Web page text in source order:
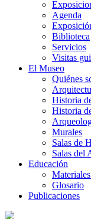
Agenda
Biblioteca
Servicios
Visitas
El Museo
Quiénes
Historia
Historia
Murales
Salas de
Salas del
Educación
Glosario
Publicaciones